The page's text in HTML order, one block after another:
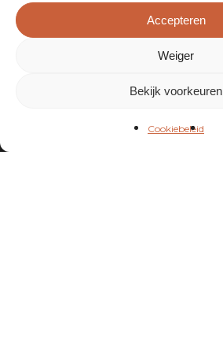
Accepteren
Weiger
Bekijk voorkeuren
Cookiebeleid